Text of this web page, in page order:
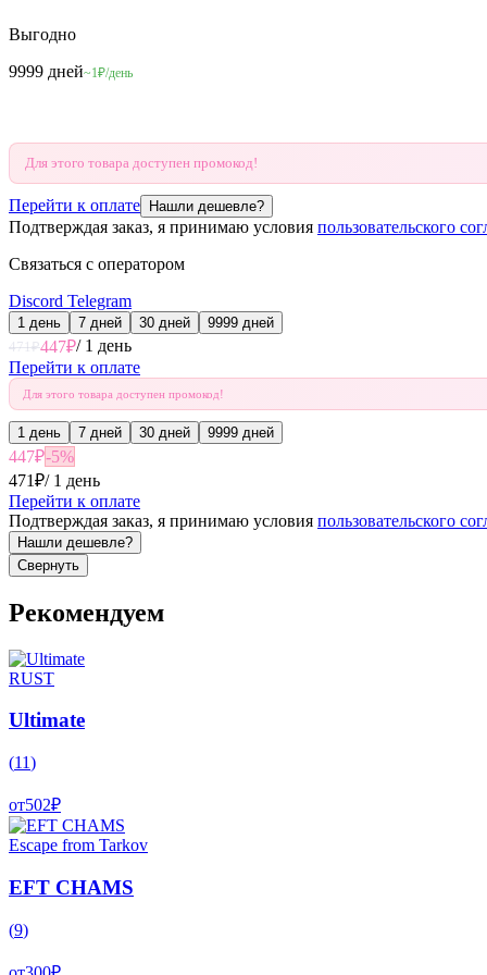
Выгодно
9999 дней~1₽/день
Для этого товара доступен промокод!
Перейти к оплате Нашли дешевле?
Подтверждая заказ, я принимаю условия пользовательского
Связаться с оператором
Discord Telegram
1 день 7 дней 30 дней
9999 дней
471₽447₽/ 1 день
Перейти к оплате
Для этого товара доступен промокод!
1 день 7 дней 30 дней 9999 дней
447₽-5%
471₽/ 1 день
Перейти к оплате
Подтверждая заказ, я принимаю условия пользовательского
Нашли дешевле?
Свернуть
Рекомендуем
RUST
Ultimate
(11)
от502₽
Escape from Tarkov
EFT CHAMS
(9)